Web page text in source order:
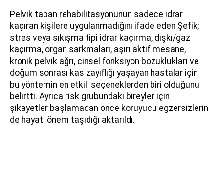
Pelvik taban rehabilitasyonunun sadece idrar
kaçıran kişilere uygulanmadığını ifade eden Şefik;
stres veya sıkışma tipi idrar kaçırma, dışkı/gaz
kaçırma, organ sarkmaları, aşırı aktif mesane,
kronik pelvik ağrı, cinsel fonksiyon bozuklukları ve
doğum sonrası kas zayıflığı yaşayan hastalar için
bu yöntemin en etkili seçeneklerden biri olduğunu
belirtti. Ayrıca risk grubundaki bireyler için
şikayetler başlamadan önce koruyucu egzersizlerin
de hayati önem taşıdığı aktarıldı.